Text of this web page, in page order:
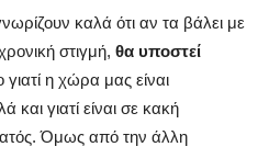
καλά ότι αν τα βάλει με
στιγμή, θα υποστεί
η χώρα μας είναι
και γιατί είναι σε κακή
Όμως από την άλλη